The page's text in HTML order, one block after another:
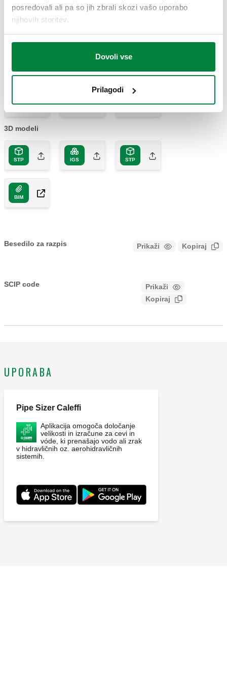
posredovali ali pa so jih zbrali skozi vašo uporabo
njihovih storitev.
Dovoli vse
Prilagodi
Koda artikla Priključek
626600 G 1" A (ISO 228-1) ZN
2D risba
PDF DWG DXF
3D modeli
STP IGS STP
BIM
Besedilo za razpis Prikaži Kopiraj
premerom od 1" do 8". Priključek: G 1" A (ISO 228-1) ZN.
Maksimalni delovni tlak: 10 bar. Območje temperature
SCIP code
Prikaži
Kopiraj
UPORABA
Pipe Sizer Caleffi
Aplikacija omogoča določanje
velikosti in izračune za cevi in
vóde, ki prenašajo vodo ali zrak
v hidravličnih oz. aerohidravličnih
sistemih.